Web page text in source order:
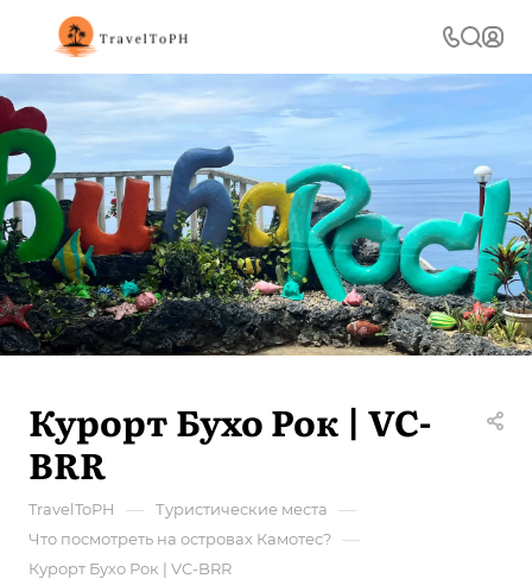
Курорт Бухо Рок | VC-
BRR
TravelToPH — Туристические места —
Что посмотреть на островах Камотес? —
Курорт Бухо Рок | VC-BRR